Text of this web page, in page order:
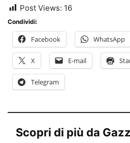
Post Views: 16
Condividi:
Facebook WhatsApp
X E-mail
Telegram
Scopri di più da